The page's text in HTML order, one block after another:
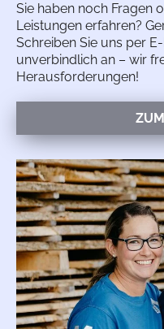
Sie haben noch Fragen
Leistungen erfahren?
Schreiben Sie uns per
unverbindlich an – wir
Herausforderungen!